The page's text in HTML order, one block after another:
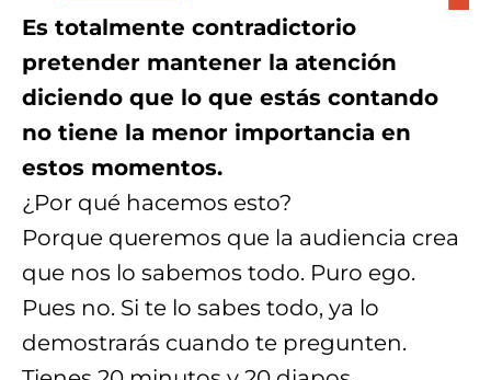
Es totalmente contradictorio
pretender mantener la atención
diciendo que lo que estás contando
no tiene la menor importancia en
estos momentos.
¿Por qué hacemos esto?
Porque queremos que la audiencia crea
que nos lo sabemos todo. Puro ego.
Pues no. Si te lo sabes todo, ya lo
demostrarás cuando te pregunten.